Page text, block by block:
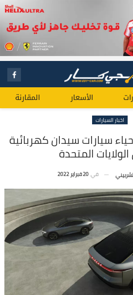
الأسعار المقارنة
اخبار السيارات
سيارات سيدان كهربائية
المتحدة
في 20 فبراير 2022